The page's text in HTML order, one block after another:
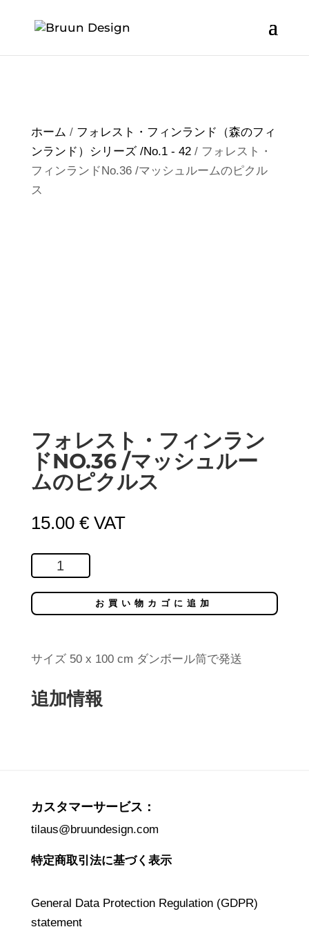
ホーム / フォレスト・フィンランド（森のフィ
ンランド）シリーズ /No.1 - 42/ フォレスト・
フィンランドNo.36 /マッシュルームのピクル
ス
フォレスト・フィンラン
ドNO.36 /マッシュルー
ムのピクルス
15.00 € VAT
ォ
レ
ス
フ
ン
マ
ッ
シ
ュ
ー
お買い物カゴに追加
サイズ 50 x 100 cm ダンボール筒で発送
追加情報
カスタマーサービス：
tilaus@bruundesign.com
特定商取引法に基づく表示
General Data Protection Regulation (GDPR)
statement